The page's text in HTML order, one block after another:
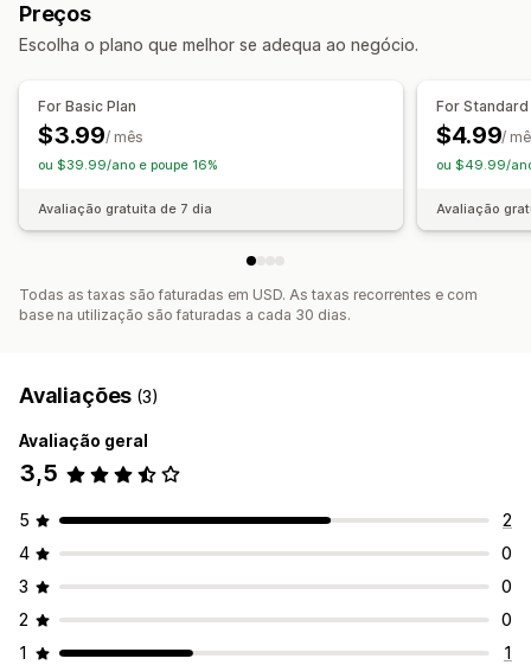
Preços
Escolha o plano que melhor se adequa ao negócio.
For Basic Plan
$3.99/ mês
ou $39.99/ano e poupe 16%
Avaliação gratuita de 7 dia
For Standard
$4.99/
ou $49.99/
Avaliação
Todas as taxas são faturadas em USD. As taxas recorrentes e com
base na utilização são faturadas a cada 30 dias.
Avaliações (3)
Avaliação geral
3,5
5
2
4
0
3
0
2
0
1
1